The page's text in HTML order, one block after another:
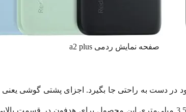
صفحه نمایش ردمی a2 plus
شده‌اند و ظاهر مدرن و خاصی به این گوشی بخشیده‌اند. جک 3.5 میلی‌متری این